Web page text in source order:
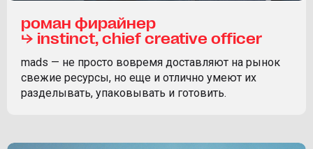
роман фирайнер
⮡ instinct, chief creative officer
mads — не просто вовремя доставляют на рынок
свежие ресурсы, но еще и отлично умеют их
разделывать, упаковывать и готовить.